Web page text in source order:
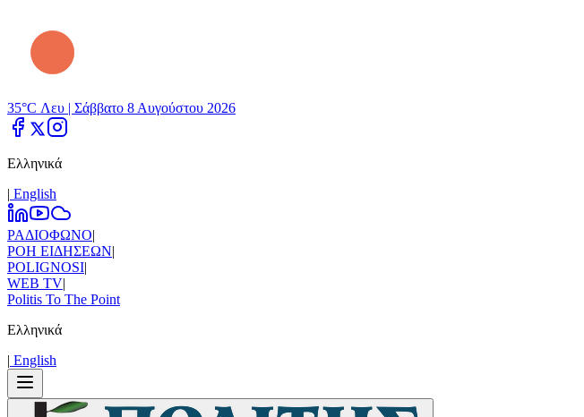
35°C Λευ | Σάββατο 8 Αυγούστου 2026
Ελληνικά
| Εnglish
ΡΑΔΙΟΦΩΝΟ|
ΡΟΗ ΕΙΔΗΣΕΩΝ|
POLIGNOSI|
WEB TV|
Politis To The Point
Ελληνικά
| Εnglish